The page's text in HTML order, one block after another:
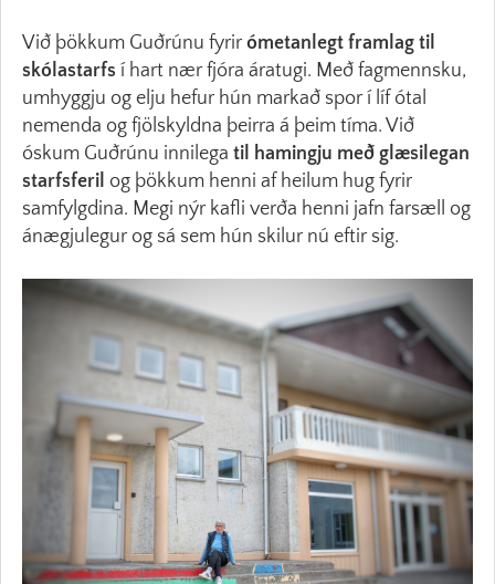
Við þökkum Guðrúnu fyrir ómetanlegt framlag til
skólastarfs í hart nær fjóra áratugi. Með fagmennsku,
umhyggju og elju hefur hún markað spor í líf ótal
nemenda og fjölskyldna þeirra á þeim tíma. Við
óskum Guðrúnu innilega til hamingju með glæsilegan
starfsferil og þökkum henni af heilum hug fyrir
samfylgdina. Megi nýr kafli verða henni jafn farsæll og
ánægjulegur og sá sem hún skilur nú eftir sig.